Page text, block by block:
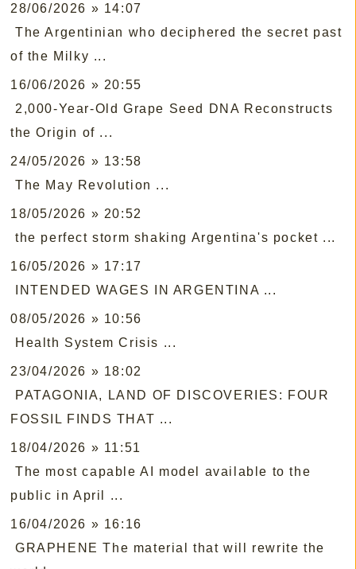
28/06/2026 » 14:07
The Argentinian who deciphered the secret past
of the Milky ...
16/06/2026 » 20:55
2,000-Year-Old Grape Seed DNA Reconstructs
the Origin of ...
24/05/2026 » 13:58
The May Revolution ...
18/05/2026 » 20:52
the perfect storm shaking Argentina's pocket ...
16/05/2026 » 17:17
INTENDED WAGES IN ARGENTINA ...
08/05/2026 » 10:56
Health System Crisis ...
23/04/2026 » 18:02
PATAGONIA, LAND OF DISCOVERIES: FOUR
FOSSIL FINDS THAT ...
18/04/2026 » 11:51
The most capable AI model available to the
public in April ...
16/04/2026 » 16:16
GRAPHENE The material that will rewrite the